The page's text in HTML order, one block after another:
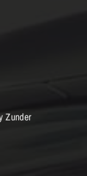
Zunder